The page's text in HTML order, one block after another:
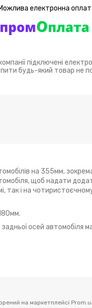
підключені
будь-який товар не
на 355мм,
щоб надати
так і на
осей
на маркетплейсі